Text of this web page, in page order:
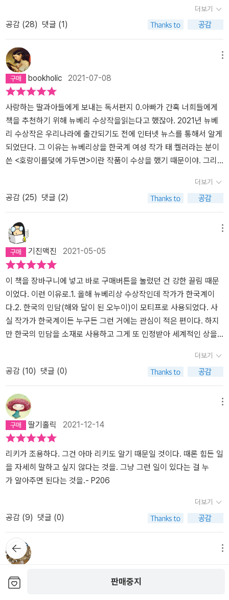
판매중지
이들에게서 훔친 뒤 오랫동안 단지 속에 꽁꽁 숨겨 놓고 있다. 어느 날
“네 할머니가 가둬 둔 이야기를 릴리 네가 풀어 주면 할머니는 나아질
거야. 그 별들이 계속 갇혀 있으면 할머니가 아프고 말이야. 그 별들이
네 할머니를…… 집어삼킬 거야.” 릴리는 할머니가 숨겨 둔 단지 속에
갇혀 있던 이야기를 하나씩 풀어놓는다. 그것이 바로 ‘호랑이 소녀’ 이
이야기에는 할머니뿐만 아니라 릴리와 언니 샘도 ‘해님 달님 자매’로
등장한다. 가둬 둔 이야기가 풀려나는 순간, 할머니는 평화롭게 눈을
감고 릴리와 샘은 자신들 앞에 새롭고 무한한 가능성이 열려 있음을
감지한다. 이처럼 이 책은 ‘이야기의 힘’에 관해 말한다. “진실을 이야
기하는 데는 대가가 따르는 법”이다. “아주 오래 숨겨졌던 진실”일수
록 더더욱 아프고 “예상 못 한 합병증”을 일으킨다. 그러나 진실은
“갇혀 있기를 거부한다.” 진실을 풀어놓을 때에만 비로소 해방된 존
픈 이야기를 숨기는 건 안 좋은지도 몰라요. 말하지 않는다고 해서 그
일들이 일어나지 않은 게 되는 건 아니니까요. 숨긴다고 해서 과거가
지워지는 것도 아니에요. 갇혀 있는 것뿐이지.” _본문 275쪽 § 자매
는 두려웠지만 동시에 용감하기도 했어요. 희망을 믿었어요. 그래서
이야기들은 슬펐지만 두 여자아이는 자랑스럽다고 느꼈어요. 제 가족
의 이야기였으니까요. 자기 심장을 지키려 싸운 수많은 세대, 수많은
여자들의 이야기였으니까요. 무엇이든 될 수 있고 모든 것이 될 수 있
는 여자들의 이야기였으니까요. 그러고는 마치 거친 실로 짠 천처럼
귓속을 긁는 목소리로 하늘 호랑이가 말했어요. “이제 너희들 이야기
를 해 봐. 빛은 무한해.” 그래서 자매는 이야기하기 시작했어요. (…)
그렇게 하늘을 이야기 별로 채웠어요. 두 자매 덕분에 세상이 밝아졌
서 혼자가 아니라는 것을 볼 수 있었어요. _본문 311~312쪽 ■ ‘호랑
이 소녀’ 5대, 강인한 한국 여성들의 이야기 태 켈러는 자신의 홈페이
지에 연재하고 있는 ‘태 켈러의 러브레터’에서 이렇게 말한다. § 이 이
야기는 몇 년 전, 여동생과 내가 할머니에게 김치 담그는 법을 가르쳐
답니다. 그때 우리는 기다림을 이야기로 채웠지요. (…) 나는 분투와
고통만이 아니라 내가 물려받은 전통과 가족의 힘, 마법, 기쁨이 돋보
이는 책을 쓰고 싶었습니다. 당신의 역사가 숨겨야 할 무엇이 아니며
나의 뿌리, 내가 당신에게 속해 있음을 스스로 자랑스럽게 여기고 있
다고 할머니에게 전할 방법을 찾아야 했지요. 마침내, 나는 적당한 말
29일자 ‘저자의 말’에서 테 켈러는 이 책이 자신의 뿌리인 한국과 연
결되어 있으며, 어릴 적 자신과 여동생 선희에게 할머니가 들려주던
「해님 달님」 이야기에서 싹텄다고 밝히고 있다. 그러나 이 책은 어디
까지나 픽션이다. 판권 면에 명기되어 있듯이 “여기에 나오는 이름,
지도 모르는 그런 이야기들이 나온다. 용감한 자매와 엄마, 할머니가
작품의 중심 인물들이다. 할머니가 아파서 마지막을 함께 보내기 위
해 엄마와 자매는 할머니가 사는 곳으로 가게 된다. 화자이자 동생인
나는 호랑이를 보게 되고, 할머니의 병을 낫게 하기 위해 호랑이를 잡
기 위한 덫을 만든다. 할머니는 미신을 많이 믿는 사람으로 나온다. 나
쁜 것들을 몰아내기 위한 쑥과 같은 약초, 쌀을 뿌린다던가, 부적이 되
어 지켜주는 목걸이 등을 애용한다. 언니와 나는 할머니의 해님달님
에 나오는 자매 이야기를 좋아했고, 그 이야기는 작품 속에서 각기 다
른 결말로 처음부터 끝까지 계속 변주된다. 내 눈에만 보이는 호랑이
는 할머니가 훔쳐갔던 이야기를 돌려주면 할머니를 치료해주겠다고
한다. 나는 이야기가 담긴 유리병을 하나씩 열면서 호랑이의 이야기
를 듣는다. 할머니가 감추어왔던, 억눌러왔던 이야기, 숨겼던 이야기
이야기를 숨기는 건 안 좋은지도 몰라요. 말하지 않는다고 해서 그 일
들이 일어나지 않은 게 되는건 아니니까요. 숨긴다고 해서 과거가 지
워지는 것도 아니에요. 갇혀 있는 것뿐이지.' 저자는 처음 할머니에게
듣던 해님달님 이야기를 모티브로 글을 쓰기 시작해서 하나씩 조각들
을 찾아나간다. 저자는 한국의 건국 신화를 좀 더 파고들다가 문승숙
이라는 저자가 쓴 '민족 공동체 만들기'라는 논문을 만난다. '곰이 인
간 여자로 변하는 내용에는 깊은 사회적 의미가 깔려 있는데, 그것은
바로 '고난과 시련을 인내함'으로 요약되는 여성다움이다.'이 논문을
보고, 마지막 조각을 찾아 저자는 이야기의 온전한 모습을 그리게 된
다. '곰이 한국 여성, 또는 고생과 말없는 인내가 핵심인 어떤 여성다
움을 상징한다면 호랑이는? 고생을 거부한 대가로 추방을 당한 여자
는?그리고 그 여자가 다시 돌아온다면, 무슨 일이 일어날까?그 여자
에는 호랑이 이야기가 많이 나온다. 이 책을 읽고 나면, 여성 저자에
의해 새로 쓰인 호랑이 이야기를 담게 될 것이다. 변색머그 이벤트가
처음은 아니지만, 이번 책과는 정말 잘 어울리고, 나타났다 사라지는
호랑이도 멋있다!
더보기
공감 (28) 댓글 (1)
bookholic 2021-07-08
사랑하는 딸과아들에게 보내는 독서편지 0.아빠가 간혹 너희들에게
책을 추천하기 위해 뉴베리 수상작을읽는다고 했잖아. 2021년 뉴베
리 수상작은 우리나라에 출간되기도 전에 인터넷 뉴스를 통해서 알게
되었단다. 그 이유는 뉴베리상을 한국계 여성 작가 태 켈러라는 분이
쓴 <호랑이를덫에 가두면>이란 작품이 수상을 했기 때문이야. 그리
지은이 태 켈러 님이 어렸을 때 할머니로부터우리나라 전래동화를 많
이 들었는데, 그 이야기들이 이 소설을 쓰는데 바탕이 되었다고 했어.
이 책에는 우리나라 전래동화에서 많이 등장하는 호랑이가 등장하고,
아주 유명한 <해와 달이 된 오누이 이야기> 동화도 각색되어 액자구
성으로 나온단다. 이 정도 사연 있는작품이 뉴베리상을 탔으니, 뉴스
에 소개될 만 하겠지? 이런소개글을 읽다 보니, 아빠도 문득 읽고 싶
어졌어. 그리고얼마 뒤 이 책이 우리나라에서도 번역 출간이 되었는
데, 아빠가 좋아하는 유시민 님께서 이 책을 적극추천하는 영상을 보
았단다. 그래서 아빠도 얼른 읽어봐야겠다고 생각하고 읽어보았단다.
소설의 주인공과 가족들이 한국계 가족이란다. 이 소설을 읽다 보니
지난 아카데미 시상식에서 여우조연상 수상과 함께, 유명해진영화 <
미나리>가 생각나더구나. 아빠는 <미나리>는보지 못했지만, 영화 소
머니에 대한 이야기도 비중 있게 다루어졌다고 알고 있거든. 아빠가
이번에 읽은 <호랑이를 덫에 가두면>이라는 소설도, 우리나라 할머
니에 대한 이야기가 나오거든. 우리나라가 최근 몇 년동안 계속 세계
에 우리나라 문화의 우수함이 알려지는 것 같아, 아빠도 뿌듯해지더
구나. 우리나라 전래 동화가 영어로 번역이 되어, 많은 나라 어린이들
이읽어도 좋겠다는 생각이 들었어.1.자, 그럼 <호랑이를 덫게 가두면
>이라는 소설의 이야기를 해볼게. 이 소설의 주인공은 십대 초반의
릴리라는 아이야. 엄마는 한국인, 아빠는 미국인… 그런데 릴리의 아
버지는 릴리가 다섯 살 때 교통사고로그만 돌아가시고 말았단다. 릴
리의 별명은 ‘조아애’인데 이것은 ‘조용한 아시아 여자애’를줄인 말이
니 샘과 엄마와 함께 캘리포니아에 살다가, 할머니가 살고 계신 워싱
턴으로 이사를가면서 소설은 시작한단다.릴리 가족이 워싱턴으로 이
사를 가는 이유는 할머니가 편찮으셔서엄마가 할머니를 보살피기 위
한 이유도 있어. 그런데, 자동차로워싱턴으로 가는 동안 릴리는 길거
리에서 커다란 호랑이를 보게 되는데, 그것은 릴리의 눈에만 보이고,
싱턴 할머니의 집에서 잠시 살았지만, 기억에 남은 것은 많지 않았어.
더보기
공감 (25) 댓글 (2)
기진맥진 2021-05-05
이 책을 장바구니에 넣고 바로 구매버튼을 눌렀던 건 강한 끌림 때문
이었다. 이런 이유로.1. 올해 뉴베리상 수상작인데 작가가 한국계이
다.2. 한국의 민담(해와 달이 된 오누이)이 모티프로 사용되었다. 사
실 작가가 한국계이든 누구든 그런 거에는 관심이 적은 편이다. 하지
만 한국의 민담을 소재로 사용하고 그게 또 인정받아 세계적인 상을
다. 사람들은 ‘전통’에 큰 의미를 두고, 또 남의 ‘전통’에 호기심을 갖고
있다. 그래서 그런 색채를 가진 작품에 후한 점수를 주는 것 같다. 근
데 내가 별종인 거겠지만 나는 그런 데에 별 관심이 없다. 그래서 작가
가 그토록 가치를 두고 찾아온 것에 함께 가치를 두기 어려웠다. 그래
서 이 책에 그렇게 몰입되지는 못했다. 책의 화자는 둘째딸 릴리다. 언
니 샘이 ‘조아여’라고 표현하는. (‘조아여’는 조용한 아시아 여자아이
를 줄인 말. 번역된 작품이니 원서에서는 다른 말로 표현됐겠지?) 아
빠는 교통사고로 돌아가시고 가족은 엄마와 두 딸. 캘리포니아에 살
던 그들은 외할머니가 계신 워싱턴주의 작은 시골 마을로 급히 이사
한다. 혼자 계신 외할머니의 큰 병 때문이었다. 두 딸은 외할머니의 영
마가 사정이 있을 때는 할머니가 오셔서 돌봐주셨기 때문이다. 지금
은 반대로 할머니를 돌봐드리기 위해 모녀들이 간다. 힘든 길이다. 특
히 엄마가 중간에서 정말 많이 힘들 것 같다. 특별하게 느껴진 점은,
외할머니와 손녀들의 유대가 정말 깊다는 것이다. 아무리 사랑으로
키워주셨어도 내리사랑이라고, 아이들은 잘 잊는다. 하지만 이 아이
전통들. 영혼이 찾아온다고 믿고, 그들을 대접하고 (그걸 ‘고사’라고
더보기
공감 (10) 댓글 (0)
딸기홀릭 2021-12-14
리키가 조용하다. 그건 아마 리키도 알기 때문일 것이다. 때론 힘든 일
을 자세히 말하고 싶지 않다는 것을. 그냥 그런 일이 있다는 걸 누
가 알아주면 된다는 것을.- P206
더보기
공감 (9) 댓글 (0)
뒤로가
기